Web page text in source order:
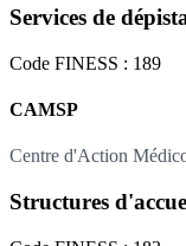
Services de
Code FINESS : 189
CAMSP
Centre d'Action
Structures